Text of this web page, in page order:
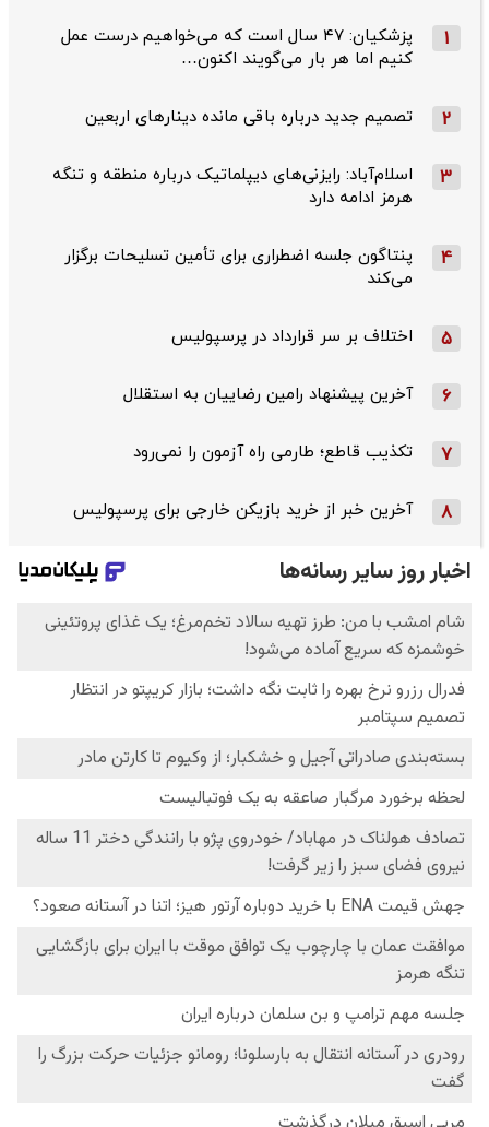
1
پزشکیان: ۴۷ سال است که می‌خواهیم درست عمل
کنیم اما هر بار می‌گویند اکنون…
2 تصمیم جدید درباره باقی مانده دینارهای اربعین
3
اسلام‌آباد: رایزنی‌های دیپلماتیک درباره منطقه و تنگه
هرمز ادامه دارد
4
پنتاگون جلسه اضطراری برای تأمین تسلیحات برگزار
می‌کند
5 اختلاف بر سر قرارداد در پرسپولیس
6 آخرین پیشنهاد رامین رضاییان به استقلال
7 تکذیب قاطع؛‌ طارمی راه آزمون را نمی‌رود
8 آخرین خبر از خرید بازیکن خارجی برای پرسپولیس